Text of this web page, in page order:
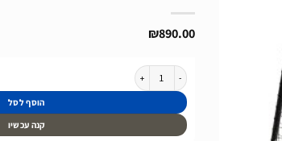
₪890.00
כמות של שער כדורגל ממתכת מסדרת Tempo של חברת Exit מהולנד בגודל 300x200 ס"מ
הוסף לסל
קנה עכשיו